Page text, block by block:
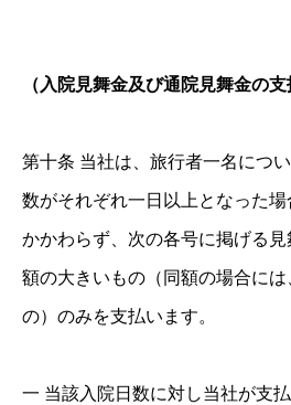
（入院見舞金及び通院見舞金の支
第十条 当社は、旅行者一名につ
数がそれぞれ一日以上となった
かかわらず、次の各号に掲げる
額の大きいもの（同額の場合に
の）のみを支払います。
一 当該入院日数に対し当社が支